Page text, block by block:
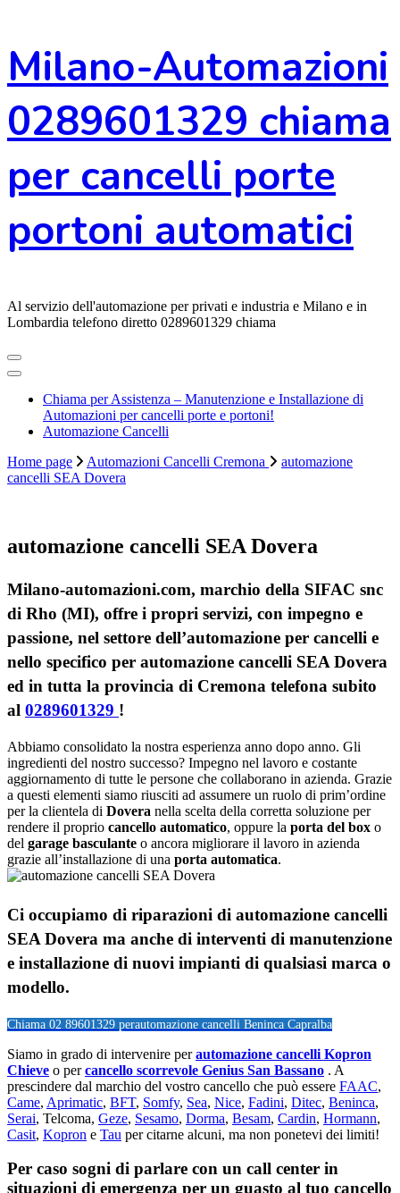
al
contenuto
Milano-Automazioni
0289601329 chiama
per cancelli porte
portoni automatici
Al servizio dell'automazione per privati e industria e Milano e in
Lombardia telefono diretto 0289601329 chiama
Chiama per Assistenza – Manutenzione e Installazione di
Automazioni per cancelli porte e portoni!
Automazione Cancelli
Home page
Automazioni Cancelli Cremona
automazione
cancelli SEA Dovera
automazione cancelli SEA Dovera
Milano-automazioni.com, marchio della SIFAC snc
di Rho (MI), offre i propri servizi, con impegno e
passione, nel settore dell’automazione per cancelli e
nello specifico per automazione cancelli SEA Dovera
ed in tutta la provincia di Cremona telefona subito
al 0289601329 !
Abbiamo consolidato la nostra esperienza anno dopo anno. Gli
ingredienti del nostro successo? Impegno nel lavoro e costante
aggiornamento di tutte le persone che collaborano in azienda. Grazie
a questi elementi siamo riusciti ad assumere un ruolo di prim’ordine
per la clientela di Dovera nella scelta della corretta soluzione per
rendere il proprio cancello automatico, oppure la porta del box o
del garage basculante o ancora migliorare il lavoro in azienda
grazie all’installazione di una porta automatica.
Ci occupiamo di riparazioni di automazione cancelli
SEA Dovera ma anche di interventi di manutenzione
e installazione di nuovi impianti di qualsiasi marca o
modello.
Chiama 02 89601329 perautomazione cancelli Beninca Capralba
Siamo in grado di intervenire perautomazione cancelli Kopron
Chieve o percancello scorrevole Genius San Bassano . A
prescindere dal marchio del vostro cancello che può essere FAAC,
Came, Aprimatic, BFT, Somfy, Sea, Nice, Fadini, Ditec, Beninca,
Serai, Telcoma, Geze, Sesamo, Dorma, Besam, Cardin, Hormann,
Casit, Kopron e Tau per citarne alcuni, ma non ponetevi dei limiti!
Per caso sogni di parlare con un call center in
situazioni di emergenza per un guasto al tuo cancello